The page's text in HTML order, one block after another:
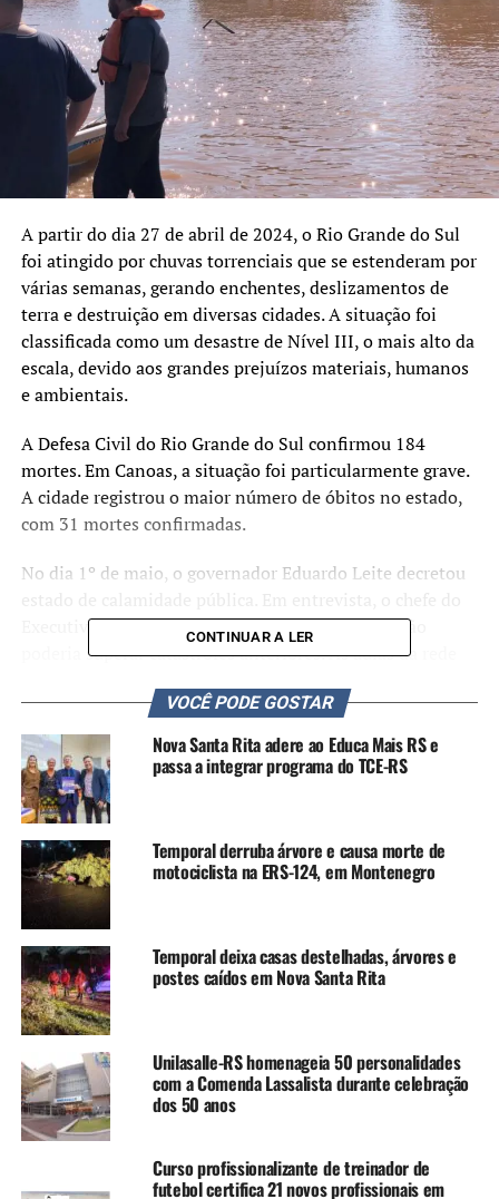
A partir do dia 27 de abril de 2024, o Rio Grande do Sul
foi atingido por chuvas torrenciais que se estenderam por
várias semanas, gerando enchentes, deslizamentos de
terra e destruição em diversas cidades. A situação foi
classificada como um desastre de Nível III, o mais alto da
escala, devido aos grandes prejuízos materiais, humanos
e ambientais.
A Defesa Civil do Rio Grande do Sul confirmou 184
mortes. Em Canoas, a situação foi particularmente grave.
A cidade registrou o maior número de óbitos no estado,
com 31 mortes confirmadas.
No dia 1º de maio, o governador Eduardo Leite decretou
Executivo gaúcho alertou que o nível de devastação
poderia superar catástrofes anteriores. As aulas da rede
emergência, incluindo Canoas, que adotou medidas de
desapropriação e requisição de propriedades para salvar
vidas.
Canoas epicentro da tragédia
Canoas foi uma das cidades mais afetadas, com mais de
60% do território inundado. O rompimento do dique no
bairro Mathias Velho gerou evacuações em massa.
Moradores ficaram ilhados nos bairros Rio Branco,
Niterói e Mato Grande, sendo resgatados por barcos e jet-
skis.
Entre os episódios mais comoventes, uma bebê de sete
meses, Agnes, morreu ao cair de um barco de resgate no
bairro Harmonia. A mãe, Gabrielli, mesmo em meio à dor,
agradeceu os voluntários e não culpou ninguém pelo
ocorrido. A mobilização civil, com barcos, alimentos e
apoio emocional, foi fundamental no salvamento de
CONTINUAR A LER
VOCÊ PODE GOSTAR
Nova Santa Rita adere ao Educa Mais RS e
passa a integrar programa do TCE-RS
Temporal derruba árvore e causa morte de
motociclista na ERS-124, em Montenegro
Temporal deixa casas destelhadas, árvores e
postes caídos em Nova Santa Rita
Unilasalle-RS homenageia 50 personalidades
com a Comenda Lassalista durante celebração
dos 50 anos
Curso profissionalizante de treinador de
futebol certifica 21 novos profissionais em